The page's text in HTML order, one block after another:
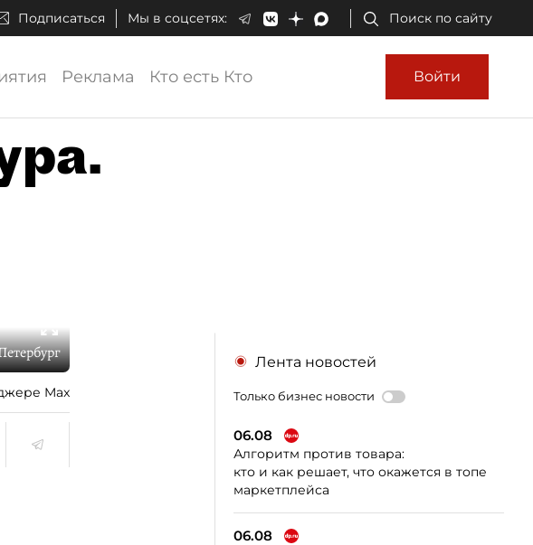
Подписаться Мы в соцсетях: Поиск по сайту
Реклама Кто есть Кто Войти
Max
Лента новостей
Только бизнес новости
06.08
Алгоритм против товара:
кто и как решает, что окажется в топе
маркетплейса
06.08